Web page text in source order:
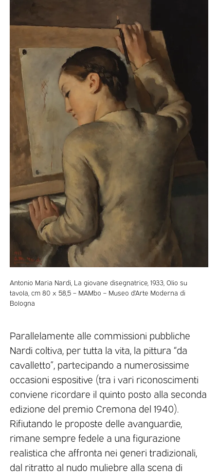
Antonio Maria Nardi, La giovane disegnatrice, 1933, Olio su
tavola, cm 80 x 58,5 – MAMbo – Museo d’Arte Moderna di
Bologna
Parallelamente alle commissioni pubbliche
Nardi coltiva, per tutta la vita, la pittura “da
cavalletto”, partecipando a numerosissime
occasioni espositive (tra i vari riconoscimenti
conviene ricordare il quinto posto alla seconda
edizione del premio Cremona del 1940).
Rifiutando le proposte delle avanguardie,
rimane sempre fedele a una figurazione
realistica che affronta nei generi tradizionali,
dal ritratto al nudo muliebre alla scena di